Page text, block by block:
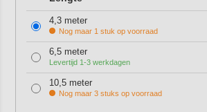
4,3 meter
Nog maar 1 stuk op voorraad
6,5 meter
Levertijd 1-3 werkdagen
10,5 meter
Nog maar 3 stuks op voorraad